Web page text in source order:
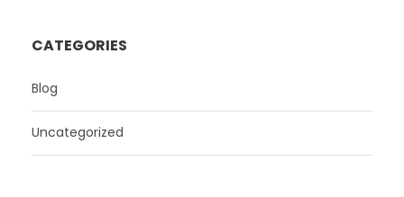
CATEGORIES
Blog
Uncategorized